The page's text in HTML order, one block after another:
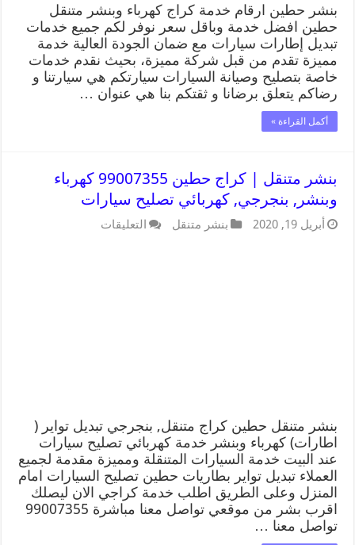
بنشر حطين ارقام خدمة كراج كهرباء وبنشر متنقل
حطين افضل خدمة وباقل سعر نوفر لكم جميع خدمات
تبديل إطارات سيارات مع ضمان الجودة العالية خدمة
مميزة تقدم من قبل شركة مميزة، بحيث نقدم خدمات
خاصة بتصليح وصيانة السيارات سيارتكم هي سيارتنا و
رضاكم يتعلق برضانا و ثقتكم بنا هي عنوان …
أكمل القراءة »
بنشر متنقل | كراج حطين 99007355 كهرباء
وبنشر, بنجرجي, كهربائي تصليح سيارات
أبريل 19, 2020 بنشر متنقل التعليقات
بنشر متنقل حطين كراج متنقل, بنجرجي تبديل تواير (
اطارات) كهرباء وبنشر خدمة كهربائي تصليح سيارات
عند البيت خدمة السيارات المتنقلة ومميزة مقدمة لجميع
العملاء تبديل تواير بطاريات حطين تصليح السيارات امام
المنزل وعلى الطريق اطلب خدمة كراجي الان ليصلك
اقرب بشر من موقعي تواصل معنا مباشرة 99007355
تواصل معنا …